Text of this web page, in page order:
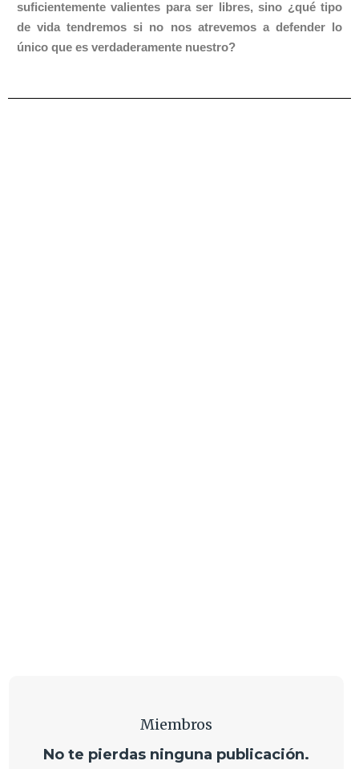
suficientemente valientes para ser libres, sino ¿qué tipo
de vida tendremos si no nos atrevemos a defender lo
único que es verdaderamente nuestro?
Miembros
No te pierdas ninguna publicación.